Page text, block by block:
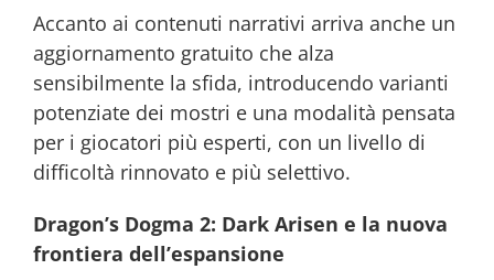
Accanto ai contenuti narrativi arriva anche un
aggiornamento gratuito che alza
sensibilmente la sfida, introducendo varianti
potenziate dei mostri e una modalità pensata
per i giocatori più esperti, con un livello di
difficoltà rinnovato e più selettivo.
Dragon’s Dogma 2: Dark Arisen e la nuova
frontiera dell’espansione